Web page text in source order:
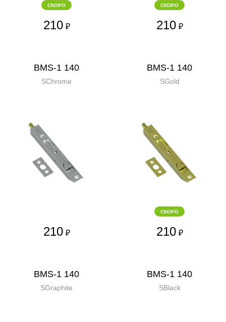
СКОРО
210 ₽
СКОРО
210 ₽
BMS-1 140
SChrome
210 ₽
BMS-1 140
SGold
СКОРО
210 ₽
BMS-1 140
SGraphite
BMS-1 140
SBlack